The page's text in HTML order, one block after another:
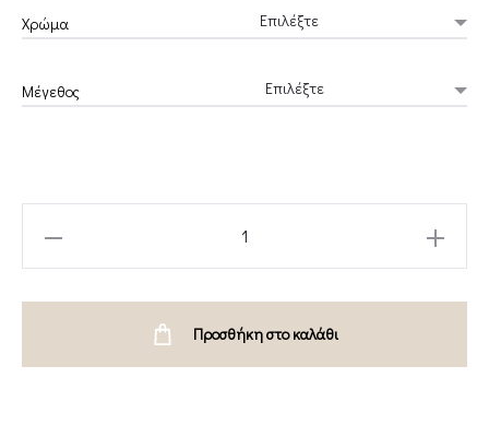
was:
131.00€.
is:
92.00€.
Χρώμα
Μέγεθος
Προσθήκη στο καλάθι